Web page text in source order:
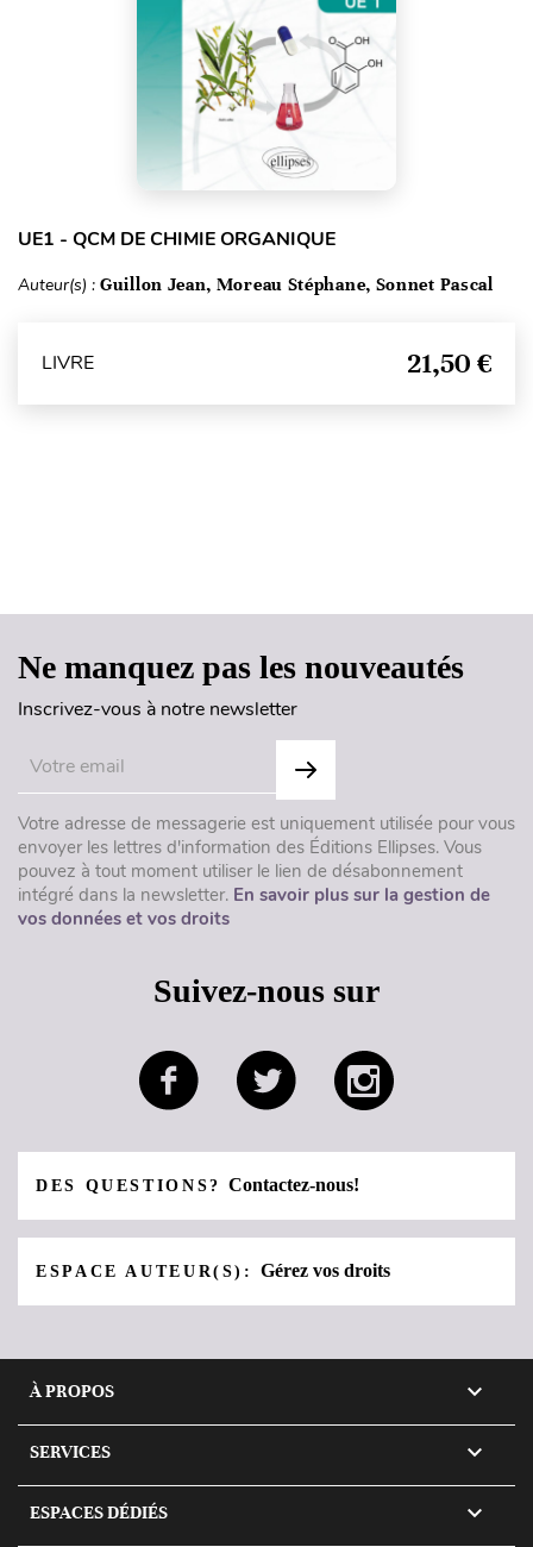
UE1 - QCM DE CHIMIE ORGANIQUE
Auteur(s) : Guillon Jean, Moreau Stéphane, Sonnet Pascal
LIVRE 21,50 €
Ne manquez pas les nouveautés
Inscrivez-vous à notre newsletter
Votre adresse de messagerie est uniquement utilisée pour vous
envoyer les lettres d'information des Éditions Ellipses. Vous
pouvez à tout moment utiliser le lien de désabonnement
intégré dans la newsletter. En savoir plus sur la gestion de
vos données et vos droits
Suivez-nous sur
DES QUESTIONS?Contactez-nous!
ESPACE AUTEUR(S):Gérez vos droits
À PROPOS 
SERVICES 
ESPACES DÉDIÉS 